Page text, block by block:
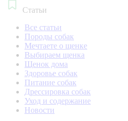
Статьи
Все статьи
Породы собак
Мечтаете о щенке
Выбираем щенка
Щенок дома
Здоровье собак
Питание собак
Дрессировка собак
Уход и содержание
Новости